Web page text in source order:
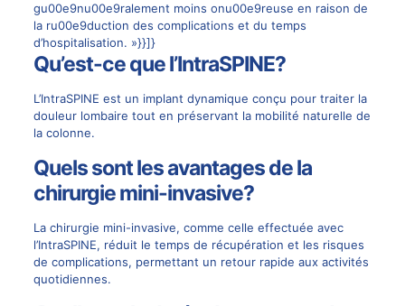
gu00e9nu00e9ralement moins onu00e9reuse en raison de
la ru00e9duction des complications et du temps
d’hospitalisation. »}}]}
Qu’est-ce que l’IntraSPINE?
L’IntraSPINE est un implant dynamique conçu pour traiter la
douleur lombaire tout en préservant la mobilité naturelle de
la colonne.
Quels sont les avantages de la
chirurgie mini-invasive?
La chirurgie mini-invasive, comme celle effectuée avec
l’IntraSPINE, réduit le temps de récupération et les risques
de complications, permettant un retour rapide aux activités
quotidiennes.